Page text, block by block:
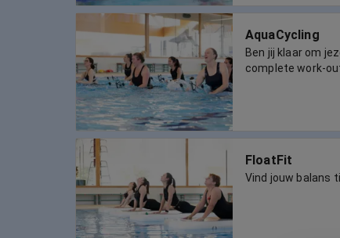
AquaCycling
Ben jij klaar om
complete work-
FloatFit
Vind jouw balans